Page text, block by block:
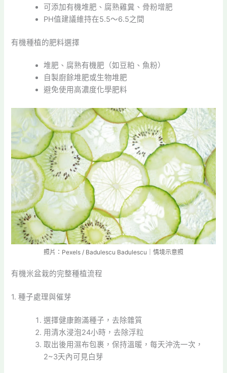
可添加有機堆肥、腐熟雞糞、骨粉增肥
PH值建議維持在5.5～6.5之間
有機種植的肥料選擇
堆肥、腐熟有機肥（如豆粕、魚粉）
自製廚餘堆肥或生物堆肥
避免使用高濃度化學肥料
照片：Pexels / Badulescu Badulescu｜情境示意照
有機米盆栽的完整種植流程
1. 種子處理與催芽
選擇健康飽滿種子，去除雜質
用清水浸泡24小時，去除浮粒
取出後用濕布包裹，保持溫暖，每天沖洗一次，
2~3天內可見白芽